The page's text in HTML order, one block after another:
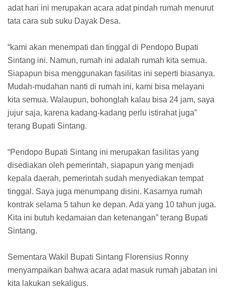
adat hari ini merupakan acara adat pindah rumah menurut
tata cara sub suku Dayak Desa.
“kami akan menempati dan tinggal di Pendopo Bupati
Sintang ini. Namun, rumah ini adalah rumah kita semua.
Siapapun bisa menggunakan fasilitas ini seperti biasanya.
Mudah-mudahan nanti di rumah ini, kami bisa melayani
kita semua. Walaupun, bohonglah kalau bisa 24 jam, saya
jujur saja, karena kadang-kadang perlu istirahat juga”
terang Bupati Sintang.
“Pendopo Bupati Sintang ini merupakan fasilitas yang
disediakan oleh pemerintah, siapapun yang menjadi
kepala daerah, pemerintah sudah menyediakan tempat
tinggal. Saya juga menumpang disini. Kasarnya rumah
kontrak selama 5 tahun ke depan. Ada yang 10 tahun juga.
Kita ini butuh kedamaian dan ketenangan” terang Bupati
Sintang.
Sementara Wakil Bupati Sintang Florensius Ronny
menyampaikan bahwa acara adat masuk rumah jabatan ini
kita lakukan sekaligus.